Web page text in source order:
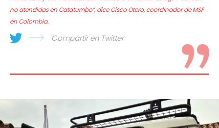
no atendidas en Catatumbo”, dice Cisco Otero, coordinador de MSF
en Colombia.
Compartir en Twitter